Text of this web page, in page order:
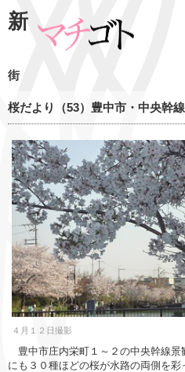
新
街
桜だより（53）豊中市・中央幹
４月１２日撮影
豊中市庄内栄町１～２の中央幹線景
にも３０種ほどの桜が水路の両側を